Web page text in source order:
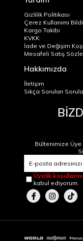
Gizlilik Politikası
Çerez Kullanımı
Kargo Takibi
KVKK
İade ve Değişim
Mesafeli Satış
Hakkımızda
İletişim
Sıkça Sorulan
Bültenimize Üye
Üyelik koşullarını
kabul ediyorum.